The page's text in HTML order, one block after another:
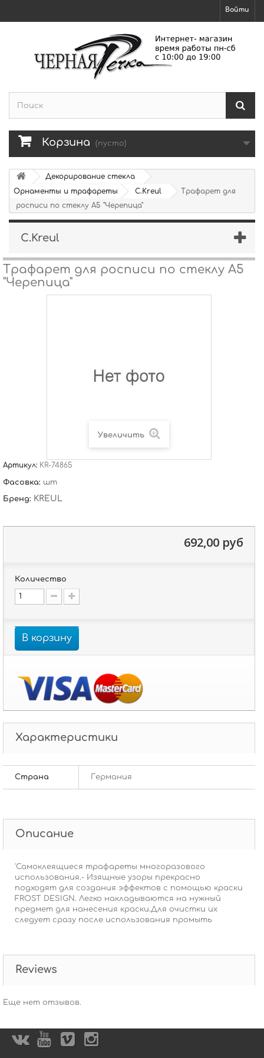
Войти
Корзина (пусто)
Декорирование стекла
Орнаменты и трафареты
C.Kreul
Трафарет для
росписи по стеклу А5 "Черепица"
C.Kreul
Трафарет для росписи по стеклу А5
"Черепица"
Увеличить
Артикул: KR-74865
Фасовка: шт
Бренд: KREUL
692,00 руб
Количество
В корзину
Характеристики
Страна Германия
Описание
'Самоклеящиеся трафареты многоразового
использования.- Изящные узоры прекрасно
подходят для создания эффектов с помощью краски
FROST DESIGN. Легко накладываются на нужный
предмет для нанесения краски.Для очистки их
следует сразу после использования промыть
Reviews
Еще нет отзывов.